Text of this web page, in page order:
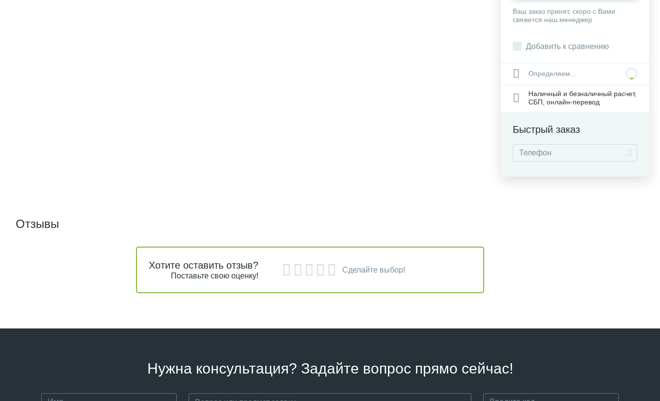
Ваш заказ принят, скоро с Вами
свяжется наш менеджер
Добавить к сравнению
Определяем...
Наличный и безналичный расчет,
СБП, онлайн-перевод
Быстрый заказ
Отзывы
Хотите оставить отзыв?
Поставьте свою оценку!
Сделайте выбор!
Нужна консультация? Задайте вопрос прямо сейчас!